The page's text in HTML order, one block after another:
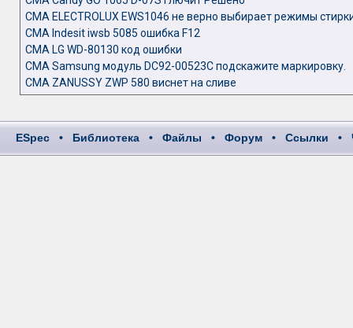
СМА ELECTROLUX EWS1046 не верно выбирает режимы
СМА Indesit iwsb 5085 ошибка F12
СМА LG WD-80130 код ошибки
СМА Samsung модуль DC92-00523C подскажите маркировку.
СМА ZANUSSY ZWP 580 виснет на сливе
ESpec • Библиотека • Файлы • Форум • Ссылки •